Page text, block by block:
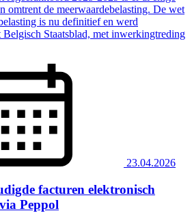
omtrent de meerwaardebelasting. De wet
is nu definitief en werd
Belgisch Staatsblad, met inwerkingtreding
23.04.2026
facturen elektronisch
Peppol